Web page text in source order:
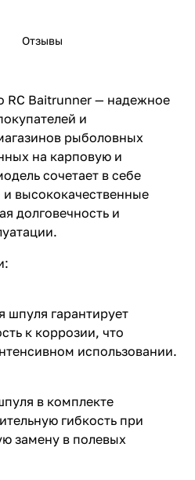
Отзывы
RC Baitrunner — надежное
и
рыболовных
на карповую и
сочетает в себе
высококачественные
долговечность и
шпуля гарантирует
к коррозии, что
использовании.
в комплекте
гибкость при
замену в полевых